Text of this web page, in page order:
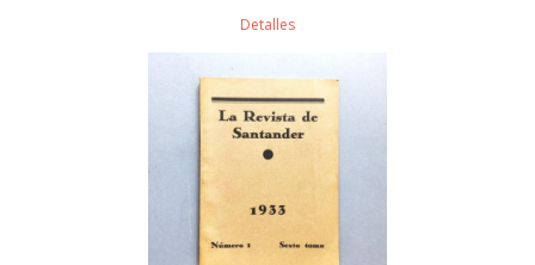
Detalles